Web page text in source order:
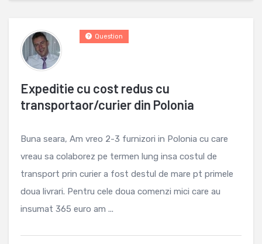
Expeditie cu cost redus cu
transportaor/curier din Polonia
Question
Buna seara, Am vreo 2-3 furnizori in Polonia cu care
vreau sa colaborez pe termen lung insa costul de
transport prin curier a fost destul de mare pt primele
doua livrari. Pentru cele doua comenzi mici care au
insumat 365 euro am ...